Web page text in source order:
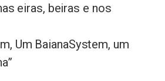
eiras, beiras e nos
Um BaianaSystem, um